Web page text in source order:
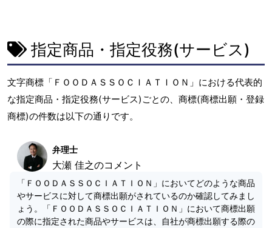
指定商品・指定役務(サービス)
文字商標「ＦＯＯＤＡＳＳＯＣＩＡＴＩＯＮ」における代表的
な指定商品・指定役務(サービス)ごとの、商標(商標出願・登録
商標)の件数は以下の通りです。
弁理士
大瀬 佳之のコメント
「ＦＯＯＤＡＳＳＯＣＩＡＴＩＯＮ」においてどのような商品
やサービスに対して商標出願がされているのか確認してみまし
ょう。「ＦＯＯＤＡＳＳＯＣＩＡＴＩＯＮ」において商標出願
の際に指定された商品やサービスは、自社が商標出願する際の